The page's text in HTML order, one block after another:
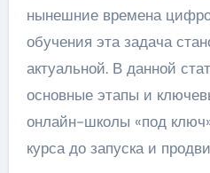
нынешние времена
обучения эта задача
актуальной. В данной
основные этапы и
онлайн-школы «под
курса до запуска и